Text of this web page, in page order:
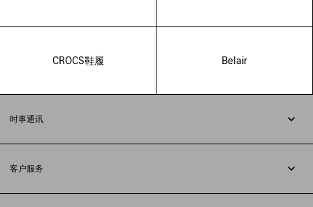
CROCS鞋履 Belair
时事通讯
客户服务